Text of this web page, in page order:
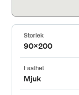
Storlek
90x200
Fasthet
Mjuk